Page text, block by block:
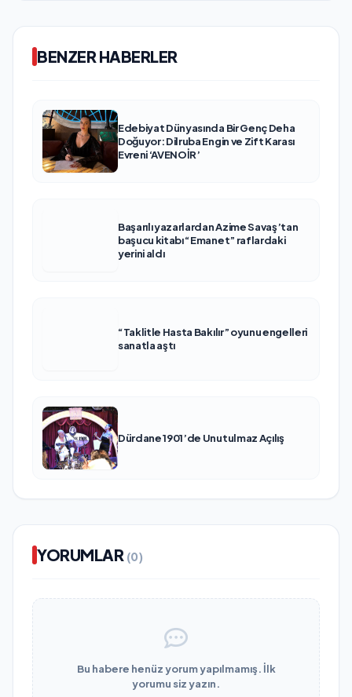
BENZER HABERLER
Edebiyat Dünyasında Bir Genç Deha
Doğuyor: Dilruba Engin ve Zift Karası
Evreni ‘AVENOİR’
Başarılı yazarlardan Azime Savaş’tan
başucu kitabı “Emanet” raflardaki
yerini aldı
“Taklitle Hasta Bakılır” oyunu engelleri
sanatla aştı
Dürdane 1901’de Unutulmaz Açılış
YORUMLAR (0)
Bu habere henüz yorum yapılmamış. İlk
yorumu siz yazın.